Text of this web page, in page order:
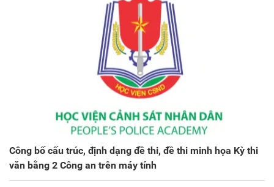
Công bố cấu trúc, định dạng đề thi, đề thi minh họa Kỳ thi
văn bằng 2 Công an trên máy tính